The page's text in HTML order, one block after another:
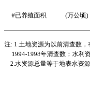
#已养殖面积 (万公顷)
注: 1.土地资源为以前清查数
1994-1998年清查数；水利
2.水资源总量等于地表水资